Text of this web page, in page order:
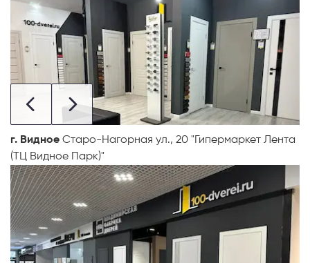
г. Видное Старо-Нагорная ул., 20 "Гипермаркет Лента
(ТЦ Видное Парк)"